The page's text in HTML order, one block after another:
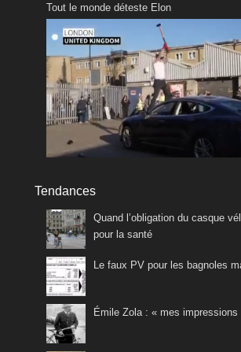
Tout le monde déteste Elon
Tendances
Quand l’obligation du casque
pour la santé
Le faux PV pour les bagnoles
Émile Zola : « mes